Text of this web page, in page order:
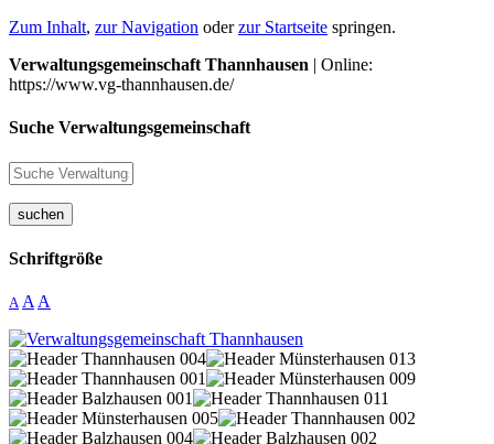
Zum Inhalt, zur Navigation oderzur Startseite springen.
Verwaltungsgemeinschaft Thannhausen | Online:
https://www.vg-thannhausen.de/
Suche Verwaltungsgemeinschaft
suchen
Schriftgröße
A A A